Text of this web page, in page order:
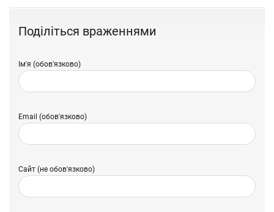
Поділіться враженнями
Ім'я (обов'язково)
Email (обов'язково)
Сайт (не обов'язково)